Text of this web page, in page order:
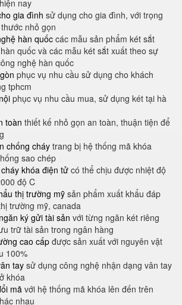
nay
gia đình sử dụng cho gia đình, với trọng
nhỏ gọn
hàn quốc các mẫu sản phẩm két sắt
quốc và các mẫu két sắt xuất theo sự
nghệ hàn quốc
phục vụ nhu cầu sử dụng cho khách
tphcm
phục vụ nhu cầu mua, sử dụng két tại hà
toàn thiết kế nhỏ gọn an toàn, thuận tiện để
chống cháy trang bị hệ thống mã khóa
sao chép
khóa điện tửcó thể chịu được nhiệt độ
độ C
thị trường mỹ sản phẩm xuất khẩu đáp
trường mỹ, canada
ký gửi tài sản với từng ngăn két riêng
trữ tài sản trong ngân hàng
cao cấp được sản xuất với nguyên vật
100%
tay sử dụng công nghệ nhận dạng vân tay
khóa
mã với hệ thống mã khóa lên đến trên
nhau